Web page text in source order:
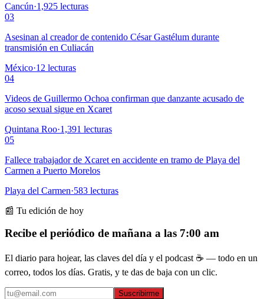
Cancún·1,925 lecturas
03
Asesinan al creador de contenido César Gastélum durante
transmisión en Culiacán
México·12 lecturas
04
Videos de Guillermo Ochoa confirman que danzante acusado de
acoso sexual sigue en Xcaret
Quintana Roo·1,391 lecturas
05
Fallece trabajador de Xcaret en accidente en tramo de Playa del
Carmen a Puerto Morelos
Playa del Carmen·583 lecturas
📰 Tu edición de hoy
Recibe el periódico de mañana a las 7:00 am
El diario para hojear, las claves del día y el podcast ☕ — todo en un
correo, todos los días. Gratis, y te das de baja con un clic.
Suscribirme